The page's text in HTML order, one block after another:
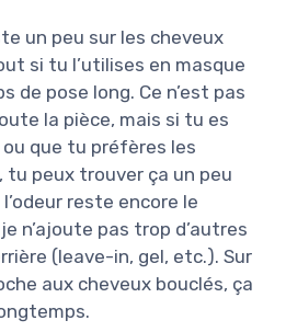
un peu sur les cheveux
si tu l’utilises en masque
de pose long. Ce n’est pas
la pièce, mais si tu es
que tu préfères les
peux trouver ça un peu
reste encore le
n’ajoute pas trop d’autres
(leave-in, gel, etc.). Sur
aux cheveux bouclés, ça